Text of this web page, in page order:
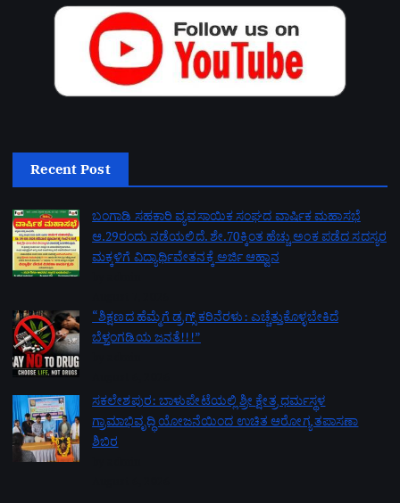
Recent Post
ಬಂಗಾಡಿ ಸಹಕಾರಿ ವ್ಯವಸಾಯಿಕ ಸಂಘದ ವಾರ್ಷಿಕ ಮಹಾಸಭೆ
ಆ.29ರಂದು ನಡೆಯಲಿದೆ. ಶೇ.70ಕ್ಕಿಂತ ಹೆಚ್ಚು ಅಂಕ ಪಡೆದ ಸದಸ್ಯರ
ಮಕ್ಕಳಿಗೆ ವಿದ್ಯಾರ್ಥಿವೇತನಕ್ಕೆ ಅರ್ಜಿ ಆಹ್ವಾನ
“ಶಿಕ್ಷಣದ ಹೆಮ್ಮೆಗೆ ಡ್ರಗ್ಸ್ ಕರಿನೆರಳು: ಎಚ್ಚೆತ್ತುಕೊಳ್ಳಬೇಕಿದೆ
ಬೆಳ್ತಂಗಡಿಯ ಜನತೆ!!!”
ಸಕಲೇಶಪುರ: ಬಾಳುಪೇಟೆಯಲ್ಲಿ ಶ್ರೀ ಕ್ಷೇತ್ರ ಧರ್ಮಸ್ಥಳ
ಗ್ರಾಮಾಭಿವೃದ್ಧಿ ಯೋಜನೆಯಿಂದ ಉಚಿತ ಆರೋಗ್ಯ ತಪಾಸಣಾ
ಶಿಬಿರ